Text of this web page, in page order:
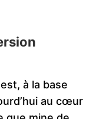
à la base
au cœur